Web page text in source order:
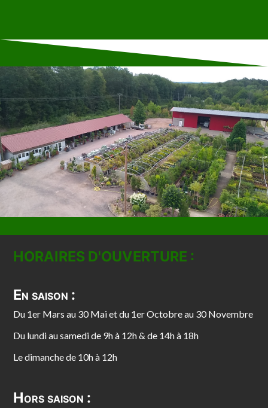
HORAIRES D'OUVERTURE :
En saison :
Du 1er Mars au 30 Mai et du 1er Octobre au 30 Novembre
Du lundi au samedi de 9h à 12h & de 14h à 18h
Le dimanche de 10h à 12h
Hors saison :